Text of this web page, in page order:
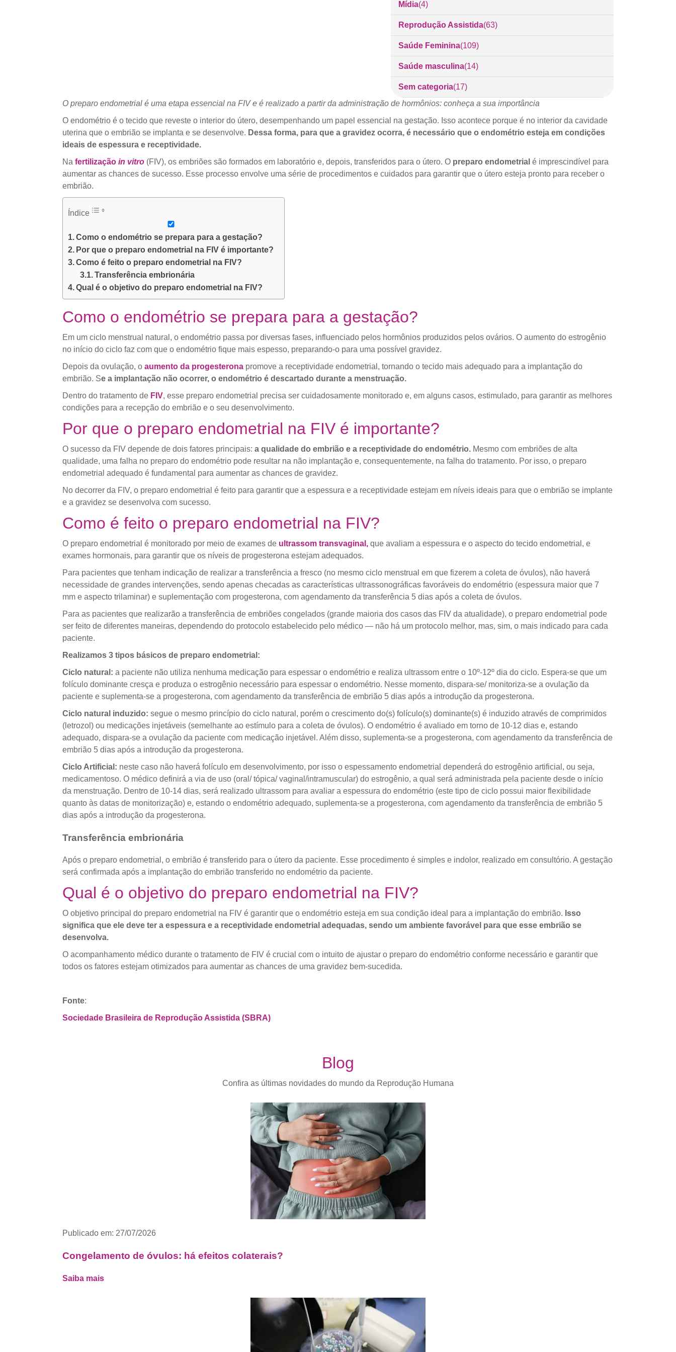
Mídia(4)
Reprodução Assistida(63)
Saúde Feminina(109)
Saúde masculina(14)
Sem categoria(17)
O preparo endometrial é uma etapa essencial na FIV e é realizado a partir da administração de hormônios: conheça a sua importância
O endométrio é o tecido que reveste o interior do útero, desempenhando um papel essencial na gestação. Isso acontece porque é no interior da cavidade
uterina que o embrião se implanta e se desenvolve. Dessa forma, para que a gravidez ocorra, é necessário que o endométrio esteja em condições
ideais de espessura e receptividade.
Na fertilização in vitro(FIV), os embriões são formados em laboratório e, depois, transferidos para o útero. O preparo endometrial é imprescindível para
aumentar as chances de sucesso. Esse processo envolve uma série de procedimentos e cuidados para garantir que o útero esteja pronto para receber o
embrião.
Índice
Como o endométrio se prepara para a gestação?
Por que o preparo endometrial na FIV é importante?
Como é feito o preparo endometrial na FIV?
Transferência embrionária
Qual é o objetivo do preparo endometrial na FIV?
Como o endométrio se prepara para a gestação?
Em um ciclo menstrual natural, o endométrio passa por diversas fases, influenciado pelos hormônios produzidos pelos ovários. O aumento do estrogênio
no início do ciclo faz com que o endométrio fique mais espesso, preparando-o para uma possível gravidez.
Depois da ovulação, o aumento da progesteronapromove a receptividade endometrial, tornando o tecido mais adequado para a implantação do
embrião. Se a implantação não ocorrer, o endométrio é descartado durante a menstruação.
Dentro do tratamento de FIV, esse preparo endometrial precisa ser cuidadosamente monitorado e, em alguns casos, estimulado, para garantir as melhores
condições para a recepção do embrião e o seu desenvolvimento.
Por que o preparo endometrial na FIV é importante?
O sucesso da FIV depende de dois fatores principais: a qualidade do embrião e a receptividade do endométrio.Mesmo com embriões de alta
qualidade, uma falha no preparo do endométrio pode resultar na não implantação e, consequentemente, na falha do tratamento. Por isso, o preparo
endometrial adequado é fundamental para aumentar as chances de gravidez.
No decorrer da FIV, o preparo endometrial é feito para garantir que a espessura e a receptividade estejam em níveis ideais para que o embrião se implante
e a gravidez se desenvolva com sucesso.
Como é feito o preparo endometrial na FIV?
O preparo endometrial é monitorado por meio de exames de ultrassom transvaginal,que avaliam a espessura e o aspecto do tecido endometrial, e
exames hormonais, para garantir que os níveis de progesterona estejam adequados.
Para pacientes que tenham indicação de realizar a transferência a fresco (no mesmo ciclo menstrual em que fizerem a coleta de óvulos), não haverá
necessidade de grandes intervenções, sendo apenas checadas as características ultrassonográficas favoráveis do endométrio (espessura maior que 7
mm e aspecto trilaminar) e suplementação com progesterona, com agendamento da transferência 5 dias após a coleta de óvulos.
Para as pacientes que realizarão a transferência de embriões congelados (grande maioria dos casos das FIV da atualidade), o preparo endometrial pode
ser feito de diferentes maneiras, dependendo do protocolo estabelecido pelo médico — não há um protocolo melhor, mas, sim, o mais indicado para cada
paciente.
Realizamos 3 tipos básicos de preparo endometrial:
Ciclo natural: a paciente não utiliza nenhuma medicação para espessar o endométrio e realiza ultrassom entre o 10º-12º dia do ciclo. Espera-se que um
folículo dominante cresça e produza o estrogênio necessário para espessar o endométrio. Nesse momento, dispara-se/ monitoriza-se a ovulação da
paciente e suplementa-se a progesterona, com agendamento da transferência de embrião 5 dias após a introdução da progesterona.
Ciclo natural induzido: segue o mesmo princípio do ciclo natural, porém o crescimento do(s) folículo(s) dominante(s) é induzido através de comprimidos
(letrozol) ou medicações injetáveis (semelhante ao estímulo para a coleta de óvulos). O endométrio é avaliado em torno de 10-12 dias e, estando
adequado, dispara-se a ovulação da paciente com medicação injetável. Além disso, suplementa-se a progesterona, com agendamento da transferência de
embrião 5 dias após a introdução da progesterona.
Ciclo Artificial: neste caso não haverá folículo em desenvolvimento, por isso o espessamento endometrial dependerá do estrogênio artificial, ou seja,
medicamentoso. O médico definirá a via de uso (oral/ tópica/ vaginal/intramuscular) do estrogênio, a qual será administrada pela paciente desde o início
da menstruação. Dentro de 10-14 dias, será realizado ultrassom para avaliar a espessura do endométrio (este tipo de ciclo possui maior flexibilidade
quanto às datas de monitorização) e, estando o endométrio adequado, suplementa-se a progesterona, com agendamento da transferência de embrião 5
dias após a introdução da progesterona.
Transferência embrionária
Após o preparo endometrial, o embrião é transferido para o útero da paciente. Esse procedimento é simples e indolor, realizado em consultório. A gestação
será confirmada após a implantação do embrião transferido no endométrio da paciente.
Qual é o objetivo do preparo endometrial na FIV?
O objetivo principal do preparo endometrial na FIV é garantir que o endométrio esteja em sua condição ideal para a implantação do embrião. Isso
significa que ele deve ter a espessura e a receptividade endometrial adequadas, sendo um ambiente favorável para que esse embrião se
desenvolva.
O acompanhamento médico durante o tratamento de FIV é crucial com o intuito de ajustar o preparo do endométrio conforme necessário e garantir que
todos os fatores estejam otimizados para aumentar as chances de uma gravidez bem-sucedida.
Fonte:
Sociedade Brasileira de Reprodução Assistida (SBRA)
Blog
Confira as últimas novidades do mundo da Reprodução Humana
Publicado em: 27/07/2026
Congelamento de óvulos: há efeitos colaterais?
Saiba mais